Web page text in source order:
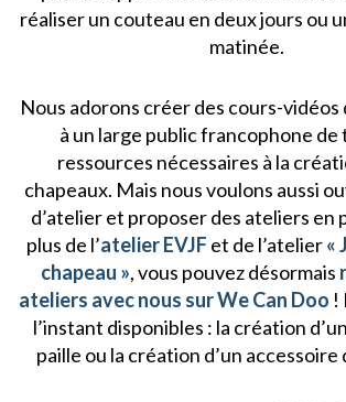
réaliser un couteau en deux jours ou
matinée.
Nous adorons créer des cours-
à un large public francophone de
ressources nécessaires à la
chapeaux. Mais nous voulons aussi
d’atelier et proposer des ateliers en
plus de l’atelier EVJF et de l’atelier«
chapeau », vous pouvez désormais
ateliers avec nous sur We Can Doo !
l’instant disponibles : la création
paille ou la création d’un